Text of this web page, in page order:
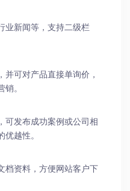
业新闻等，支持二级栏
可对产品直接单询价，
。
可发布成功案例或公司相
越性。
档资料，方便网站客户下